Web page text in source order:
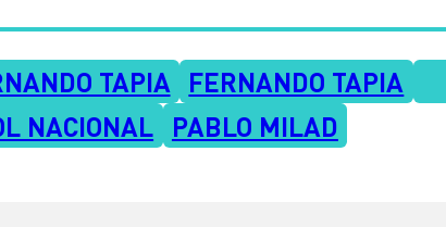
TAPIA FERNANDO TAPIA
NACIONAL PABLO MILAD